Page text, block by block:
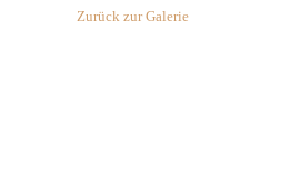
Zurück zur Galerie